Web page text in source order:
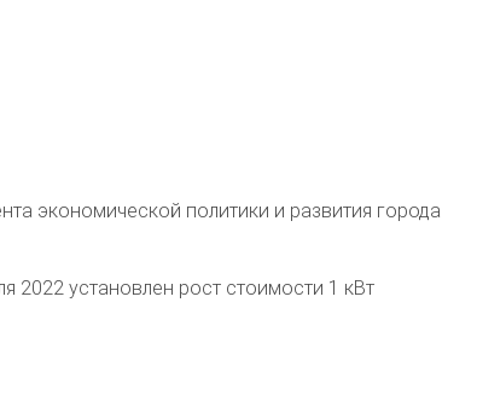
экономической политики и развития города
2022 установлен рост стоимости 1 кВт